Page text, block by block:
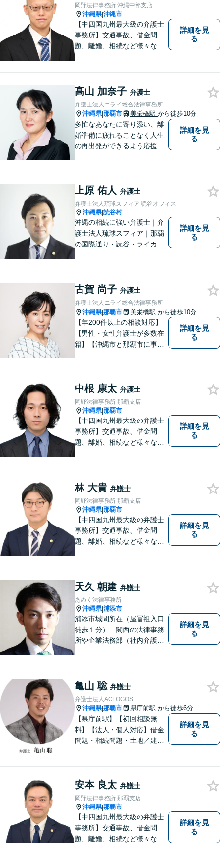
夜間対応】【駐車場あり】
岡野法律事務所 沖縄中部支店
沖縄県|沖縄市
【中四国九州最大級の弁護士
事務所】交通事故、借金問
題、離婚、相続など様々な問
い！
詳細を見
る
髙山 加奈子 弁護士
弁護士法人ニライ総合法律事務所
沖縄県|那覇市 美栄橋駅 から徒歩10分
多忙なあなたに寄り添い、離
婚準備に疲れることなく人生
の再出発ができるよう応援し
詳細を見
る
上原 佑人 弁護士
弁護士法人琉球スフィア 読谷オフィス
沖縄県|読谷村
沖縄の相続に強い弁護士｜弁
護士法人琉球スフィア｜那覇
の国際通り・読谷・ライカム
にご連絡ください！
詳細を見
る
古賀 尚子 弁護士
弁護士法人ニライ総合法律事務所
沖縄県|那覇市 美栄橋駅 から徒歩10分
【年200件以上の相談対応】
【男性・女性弁護士が多数在
籍】【沖縄市と那覇市に事務
らではの習慣」を熟知した弁
護士が多数在籍。
詳細を見
る
中根 康太 弁護士
岡野法律事務所 那覇支店
沖縄県|那覇市
【中四国九州最大級の弁護士
事務所】交通事故、借金問
題、離婚、相続など様々な問
い！
詳細を見
る
林 大貴 弁護士
岡野法律事務所 那覇支店
沖縄県|那覇市
【中四国九州最大級の弁護士
事務所】交通事故、借金問
題、離婚、相続など様々な問
い！
詳細を見
る
天久 朝建 弁護士
あめく法律事務所
沖縄県|浦添市
浦添市城間所在（屋冨祖入口
徒歩１分） 関西の法律事務
所や企業法務部（社内弁護士
詳細を見
る
亀山 聡 弁護士
弁護士法人ACLOGOS
沖縄県|那覇市 県庁前駅 から徒歩6分
【県庁前駅】【初回相談無
料】【法人・個人対応】借金
問題・相続問題・土地／建物
詳細を見
る
安本 良太 弁護士
岡野法律事務所 那覇支店
沖縄県|那覇市
【中四国九州最大級の弁護士
事務所】交通事故、借金問
題、離婚、相続など様々な問
詳細を見
る